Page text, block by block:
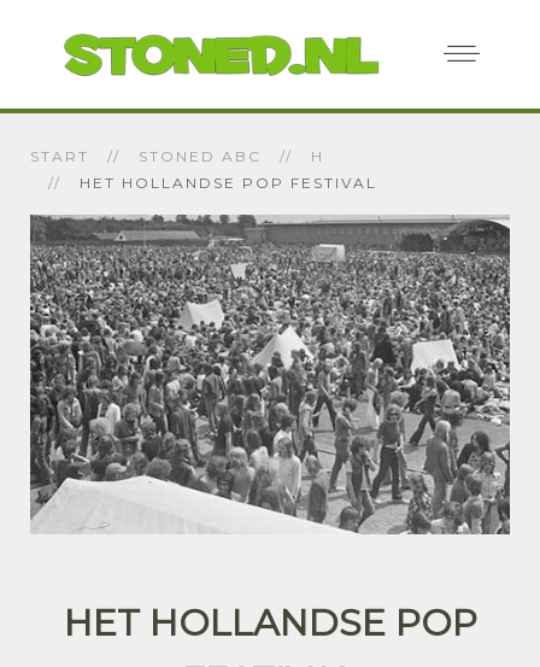
START STONED ABC
H
HET HOLLANDSE POP FESTIVAL
HET HOLLANDSE POP